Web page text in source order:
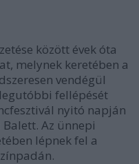
között évek óta
melynek keretében a
vendégül
fellépését
nyitó napján
Az ünnepi
lépnek fel a